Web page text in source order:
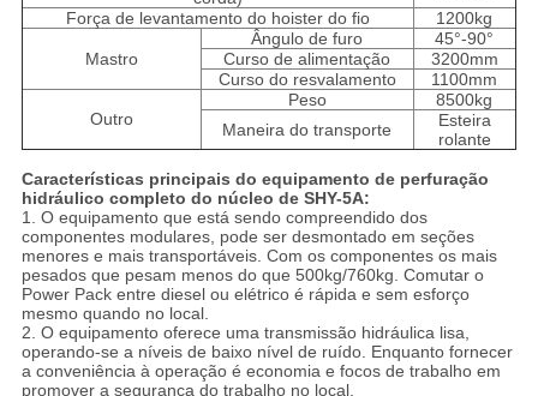
Força de levantamento do hoister do fio
1200kg
Mastro
Ângulo de furo
45°-90°
Curso de alimentação
3200mm
Curso do resvalamento
1100mm
Outro
Peso
8500kg
Maneira do transporte
Esteira
rolante
Características principais do equipamento de perfuração
hidráulico completo do núcleo de SHY-5A:
1. O equipamento que está sendo compreendido dos
componentes modulares, pode ser desmontado em seções
menores e mais transportáveis. Com os componentes os mais
pesados que pesam menos do que 500kg/760kg. Comutar o
Power Pack entre diesel ou elétrico é rápida e sem esforço
mesmo quando no local.
2. O equipamento oferece uma transmissão hidráulica lisa,
operando-se a níveis de baixo nível de ruído. Enquanto fornecer
a conveniência à operação é economia e focos de trabalho em
promover a segurança do trabalho no local.